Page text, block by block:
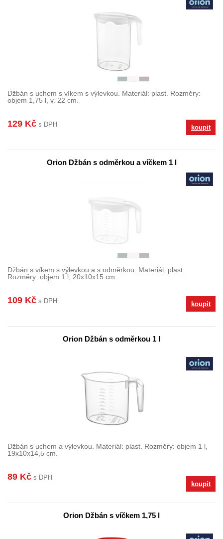
Džbán s uchem s víkem s výlevkou. Materiál: plast. Rozměry:
objem 1,75 l, v. 22 cm.
129 Kč s DPH koupit
Orion Džbán s odměrkou a víčkem 1 l
Džbán s víkem s výlevkou a s odměrkou. Materiál: plast.
Rozměry: objem 1 l, 20x10x15 cm.
109 Kč s DPH koupit
Orion Džbán s odměrkou 1 l
Džbán s uchem a výlevkou. Materiál: plast. Rozměry: objem 1 l,
19x10x14,5 cm.
89 Kč s DPH
koupit
Orion Džbán s víčkem 1,75 l